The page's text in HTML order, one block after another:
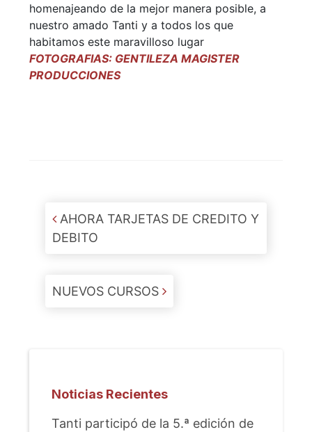
homenajeando de la mejor manera posible, a
nuestro amado Tanti y a todos los que
habitamos este maravilloso lugar
FOTOGRAFIAS: GENTILEZA MAGISTER
PRODUCCIONES
Post navigation
AHORA TARJETAS DE CREDITO Y
DEBITO
NUEVOS CURSOS
Noticias Recientes
Tanti participó de la 5.ª edición de